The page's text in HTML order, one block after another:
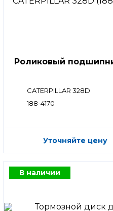
Роликовый
CATERPILLAR 328D
188-4170
Уточняйте цену
В наличии